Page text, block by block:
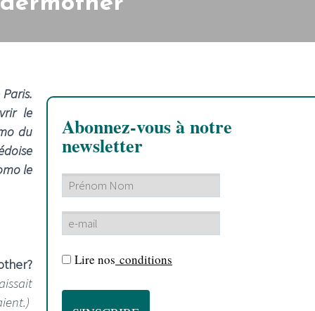
le
du
le
Abonnez-vous à notre
newsletter
Lire nos conditions